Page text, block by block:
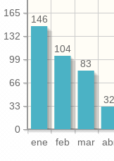
ene feb mar
0
33
66
99
132
165
32
83
104
146